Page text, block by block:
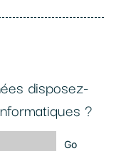
disposez-
?
Go